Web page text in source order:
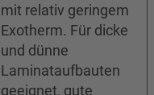
mit relativ geringem
Exotherm. Für dicke
und dünne
Laminataufbauten
geeignet, gute